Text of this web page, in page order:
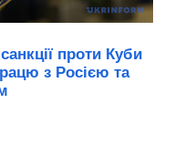
проти Куби
з Росією та